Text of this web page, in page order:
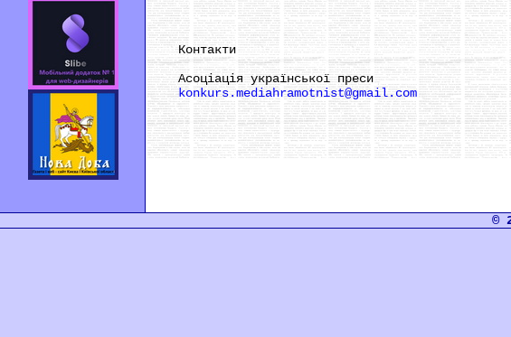
Контакти
Асоціація української преси
konkurs.mediahramotnist@gmail.com
©